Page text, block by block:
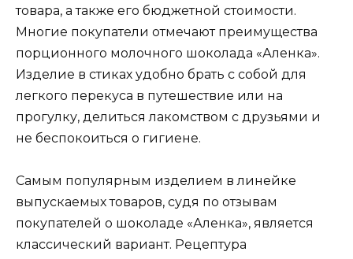
товара, а также его бюджетной стоимости.
Многие покупатели отмечают преимущества
порционного молочного шоколада «Аленка».
Изделие в стиках удобно брать с собой для
легкого перекуса в путешествие или на
прогулку, делиться лакомством с друзьями и
не беспокоиться о гигиене.
Самым популярным изделием в линейке
выпускаемых товаров, судя по отзывам
покупателей о шоколаде «Аленка», является
классический вариант. Рецептура